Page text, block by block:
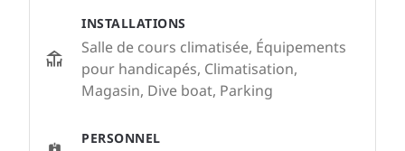
INSTALLATIONS
Salle de cours climatisée, Équipements
pour handicapés, Climatisation,
Magasin, Dive boat, Parking
PERSONNEL